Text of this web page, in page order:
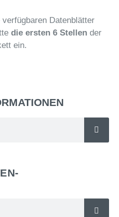
Datenblätter
die ersten 6 Stellen der
ein.